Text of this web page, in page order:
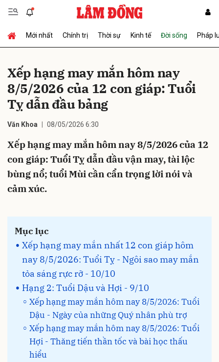
Mới nhất Chính trị Thời sự Kinh tế Đời sống Pháp
Xếp hạng may mắn hôm nay
8/5/2026 của 12 con giáp: Tuổi
Tỵ dẫn đầu bảng
Văn Khoa 08/05/2026 6:30
Xếp hạng may mắn hôm nay 8/5/2026 của 12
con giáp: Tuổi Tỵ dẫn đầu vận may, tài lộc
bùng nổ; tuổi Mùi cần cẩn trọng lời nói và
cảm xúc.
Mục lục
Xếp hạng may mắn nhất 12 con giáp hôm
nay 8/5/2026: Tuổi Tỵ - Ngôi sao may mắn
tỏa sáng rực rỡ - 10/10
Hạng 2: Tuổi Dậu và Hợi - 9/10
Xếp hạng may mắn hôm nay 8/5/2026: Tuổi
Dậu - Ngày của những Quý nhân phù trợ
Xếp hạng may mắn hôm nay 8/5/2026: Tuổi
Hợi - Thăng tiến thần tốc và bài học thấu
hiểu
Gửi bình luận
Hủy Gửi